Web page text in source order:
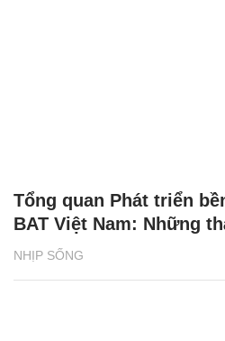
NHỊP SỐNG
Tổng quan Phát triển
BAT Việt Nam: Những